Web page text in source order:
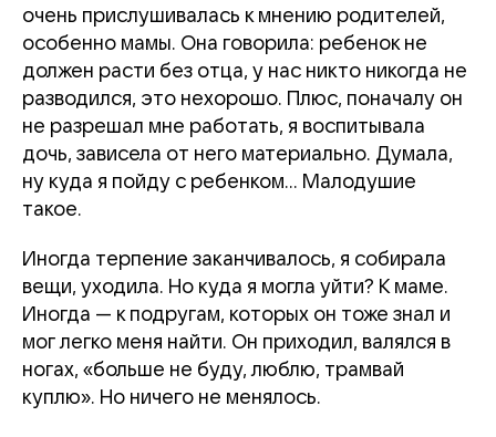
очень прислушивалась к мнению родителей,
особенно мамы. Она говорила: ребенок не
должен расти без отца, у нас никто никогда не
разводился, это нехорошо. Плюс, поначалу он
не разрешал мне работать, я воспитывала
дочь, зависела от него материально. Думала,
ну куда я пойду с ребенком... Малодушие
такое.
Иногда терпение заканчивалось, я собирала
вещи, уходила. Но куда я могла уйти? К маме.
Иногда — к подругам, которых он тоже знал и
мог легко меня найти. Он приходил, валялся в
ногах, «больше не буду, люблю, трамвай
куплю». Но ничего не менялось.